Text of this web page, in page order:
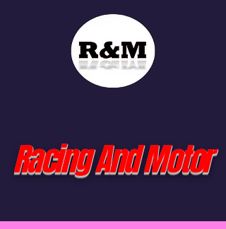
Racing And Motor